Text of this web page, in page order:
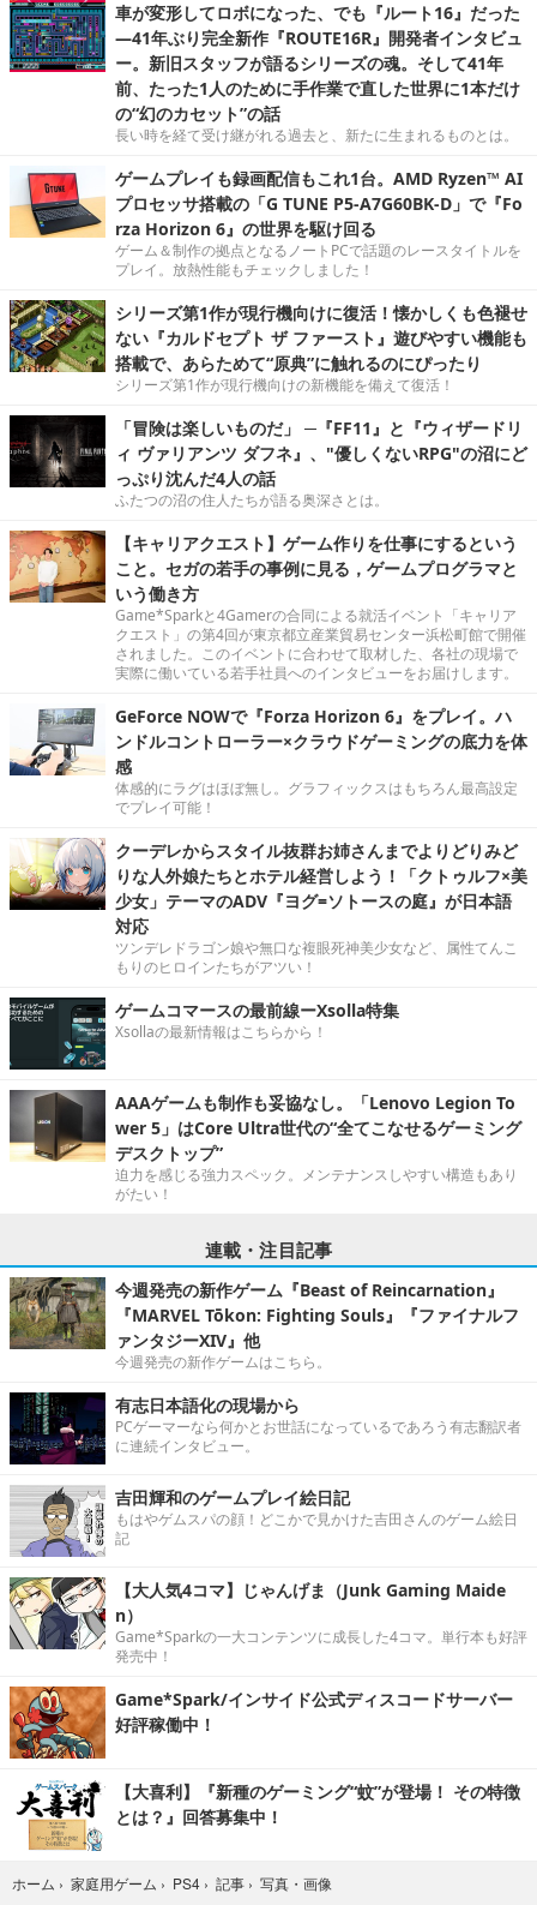
車が変形してロボになった、でも『ルート16』だった
―41年ぶり完全新作『ROUTE16R』開発者インタビュ
ー。新旧スタッフが語るシリーズの魂。そして41年
前、たった1人のために手作業で直した世界に1本だけ
の“幻のカセット”の話
長い時を経て受け継がれる過去と、新たに生まれるものとは。
ゲームプレイも録画配信もこれ1台。AMD Ryzen™ AI
プロセッサ搭載の「G TUNE P5-A7G60BK-D」で『Fo
rza Horizon 6』の世界を駆け回る
ゲーム＆制作の拠点となるノートPCで話題のレースタイトルを
プレイ。放熱性能もチェックしました！
シリーズ第1作が現行機向けに復活！懐かしくも色褪せ
ない『カルドセプト ザ ファースト』遊びやすい機能も
搭載で、あらためて“原典”に触れるのにぴったり
シリーズ第1作が現行機向けの新機能を備えて復活！
「冒険は楽しいものだ」 ─『FF11』と『ウィザードリ
ィ ヴァリアンツ ダフネ』、"優しくないRPG"の沼にど
っぷり沈んだ4人の話
ふたつの沼の住人たちが語る奥深さとは。
【キャリアクエスト】ゲーム作りを仕事にするという
こと。セガの若手の事例に見る，ゲームプログラマと
いう働き方
Game*Sparkと4Gamerの合同による就活イベント「キャリア
クエスト」の第4回が東京都立産業貿易センター浜松町館で開催
されました。このイベントに合わせて取材した、各社の現場で
実際に働いている若手社員へのインタビューをお届けします。
GeForce NOWで『Forza Horizon 6』をプレイ。ハ
ンドルコントローラー×クラウドゲーミングの底力を体
感
体感的にラグはほぼ無し。グラフィックスはもちろん最高設定
でプレイ可能！
クーデレからスタイル抜群お姉さんまでよりどりみど
りな人外娘たちとホテル経営しよう！「クトゥルフ×美
少女」テーマのADV『ヨグ=ソトースの庭』が日本語
対応
ツンデレドラゴン娘や無口な複眼死神美少女など、属性てんこ
もりのヒロインたちがアツい！
ゲームコマースの最前線ーXsolla特集
Xsollaの最新情報はこちらから！
AAAゲームも制作も妥協なし。「Lenovo Legion To
wer 5」はCore Ultra世代の“全てこなせるゲーミング
デスクトップ”
迫力を感じる強力スペック。メンテナンスしやすい構造もあり
がたい！
連載・注目記事
今週発売の新作ゲーム『Beast of Reincarnation』
『MARVEL Tōkon: Fighting Souls』『ファイナルフ
ァンタジーXIV』他
今週発売の新作ゲームはこちら。
有志日本語化の現場から
PCゲーマーなら何かとお世話になっているであろう有志翻訳者
に連続インタビュー。
吉田輝和のゲームプレイ絵日記
もはやゲムスパの顔！どこかで見かけた吉田さんのゲーム絵日
記
【大人気4コマ】じゃんげま（Junk Gaming Maide
n）
Game*Sparkの一大コンテンツに成長した4コマ。単行本も好評
発売中！
Game*Spark/インサイド公式ディスコードサーバー
好評稼働中！
【大喜利】『新種のゲーミング“蚊”が登場！ その特徴
とは？』回答募集中！
ホーム › 家庭用ゲーム › PS4 › 記事 › 写真・画像